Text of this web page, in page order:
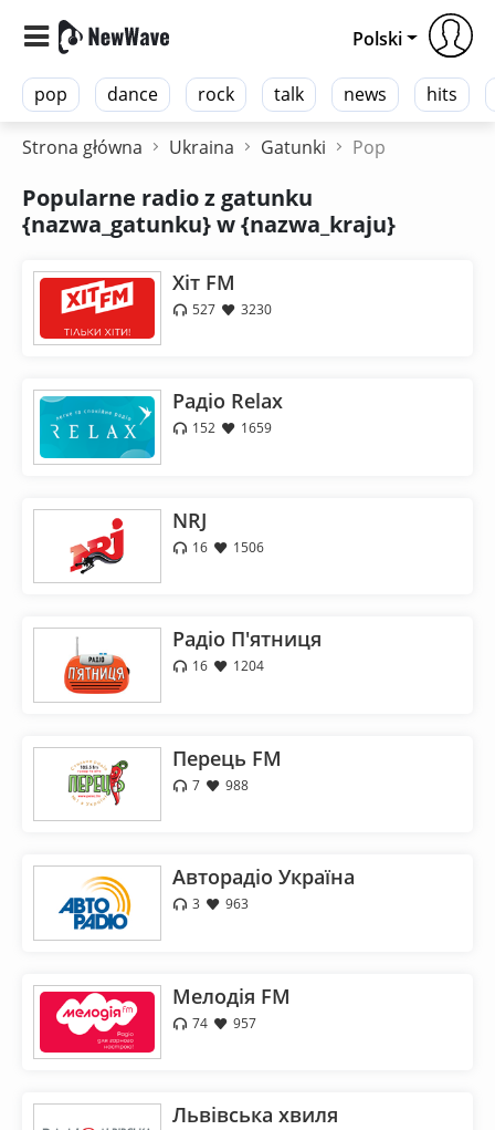
pop dance rock talk news hits
Polski
Strona główna Ukraina Gatunki Pop
Popularne radio z gatunku
{nazwa_gatunku} w {nazwa_kraju}
Хіт FM
527 3230
Радіо Relax
152 1659
NRJ
16 1506
Радіо П'ятниця
16 1204
Перець FM
7 988
Авторадіо Україна
3 963
Мелодія FM
74 957
Львівська хвиля